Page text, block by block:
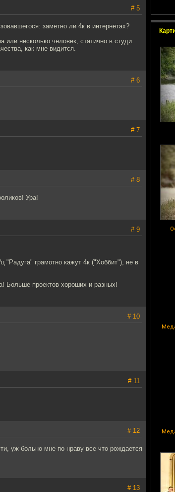
# 5
заметно ли 4к в интернетах?
или несколько человек, статично в студи.
как мне видится.
# 6
# 7
# 8
Ура!
# 9
"Радуга" грамотно кажут 4к ("Хоббит"), не в
Больше проектов хороших и разных!
# 10
# 11
# 12
уж больно мне по нраву все что рождается
# 13